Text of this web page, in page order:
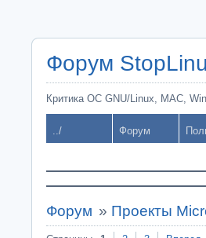
Форум
Критика ОС GNU/Linux, MAC,
../ Форум
Форум » Проекты